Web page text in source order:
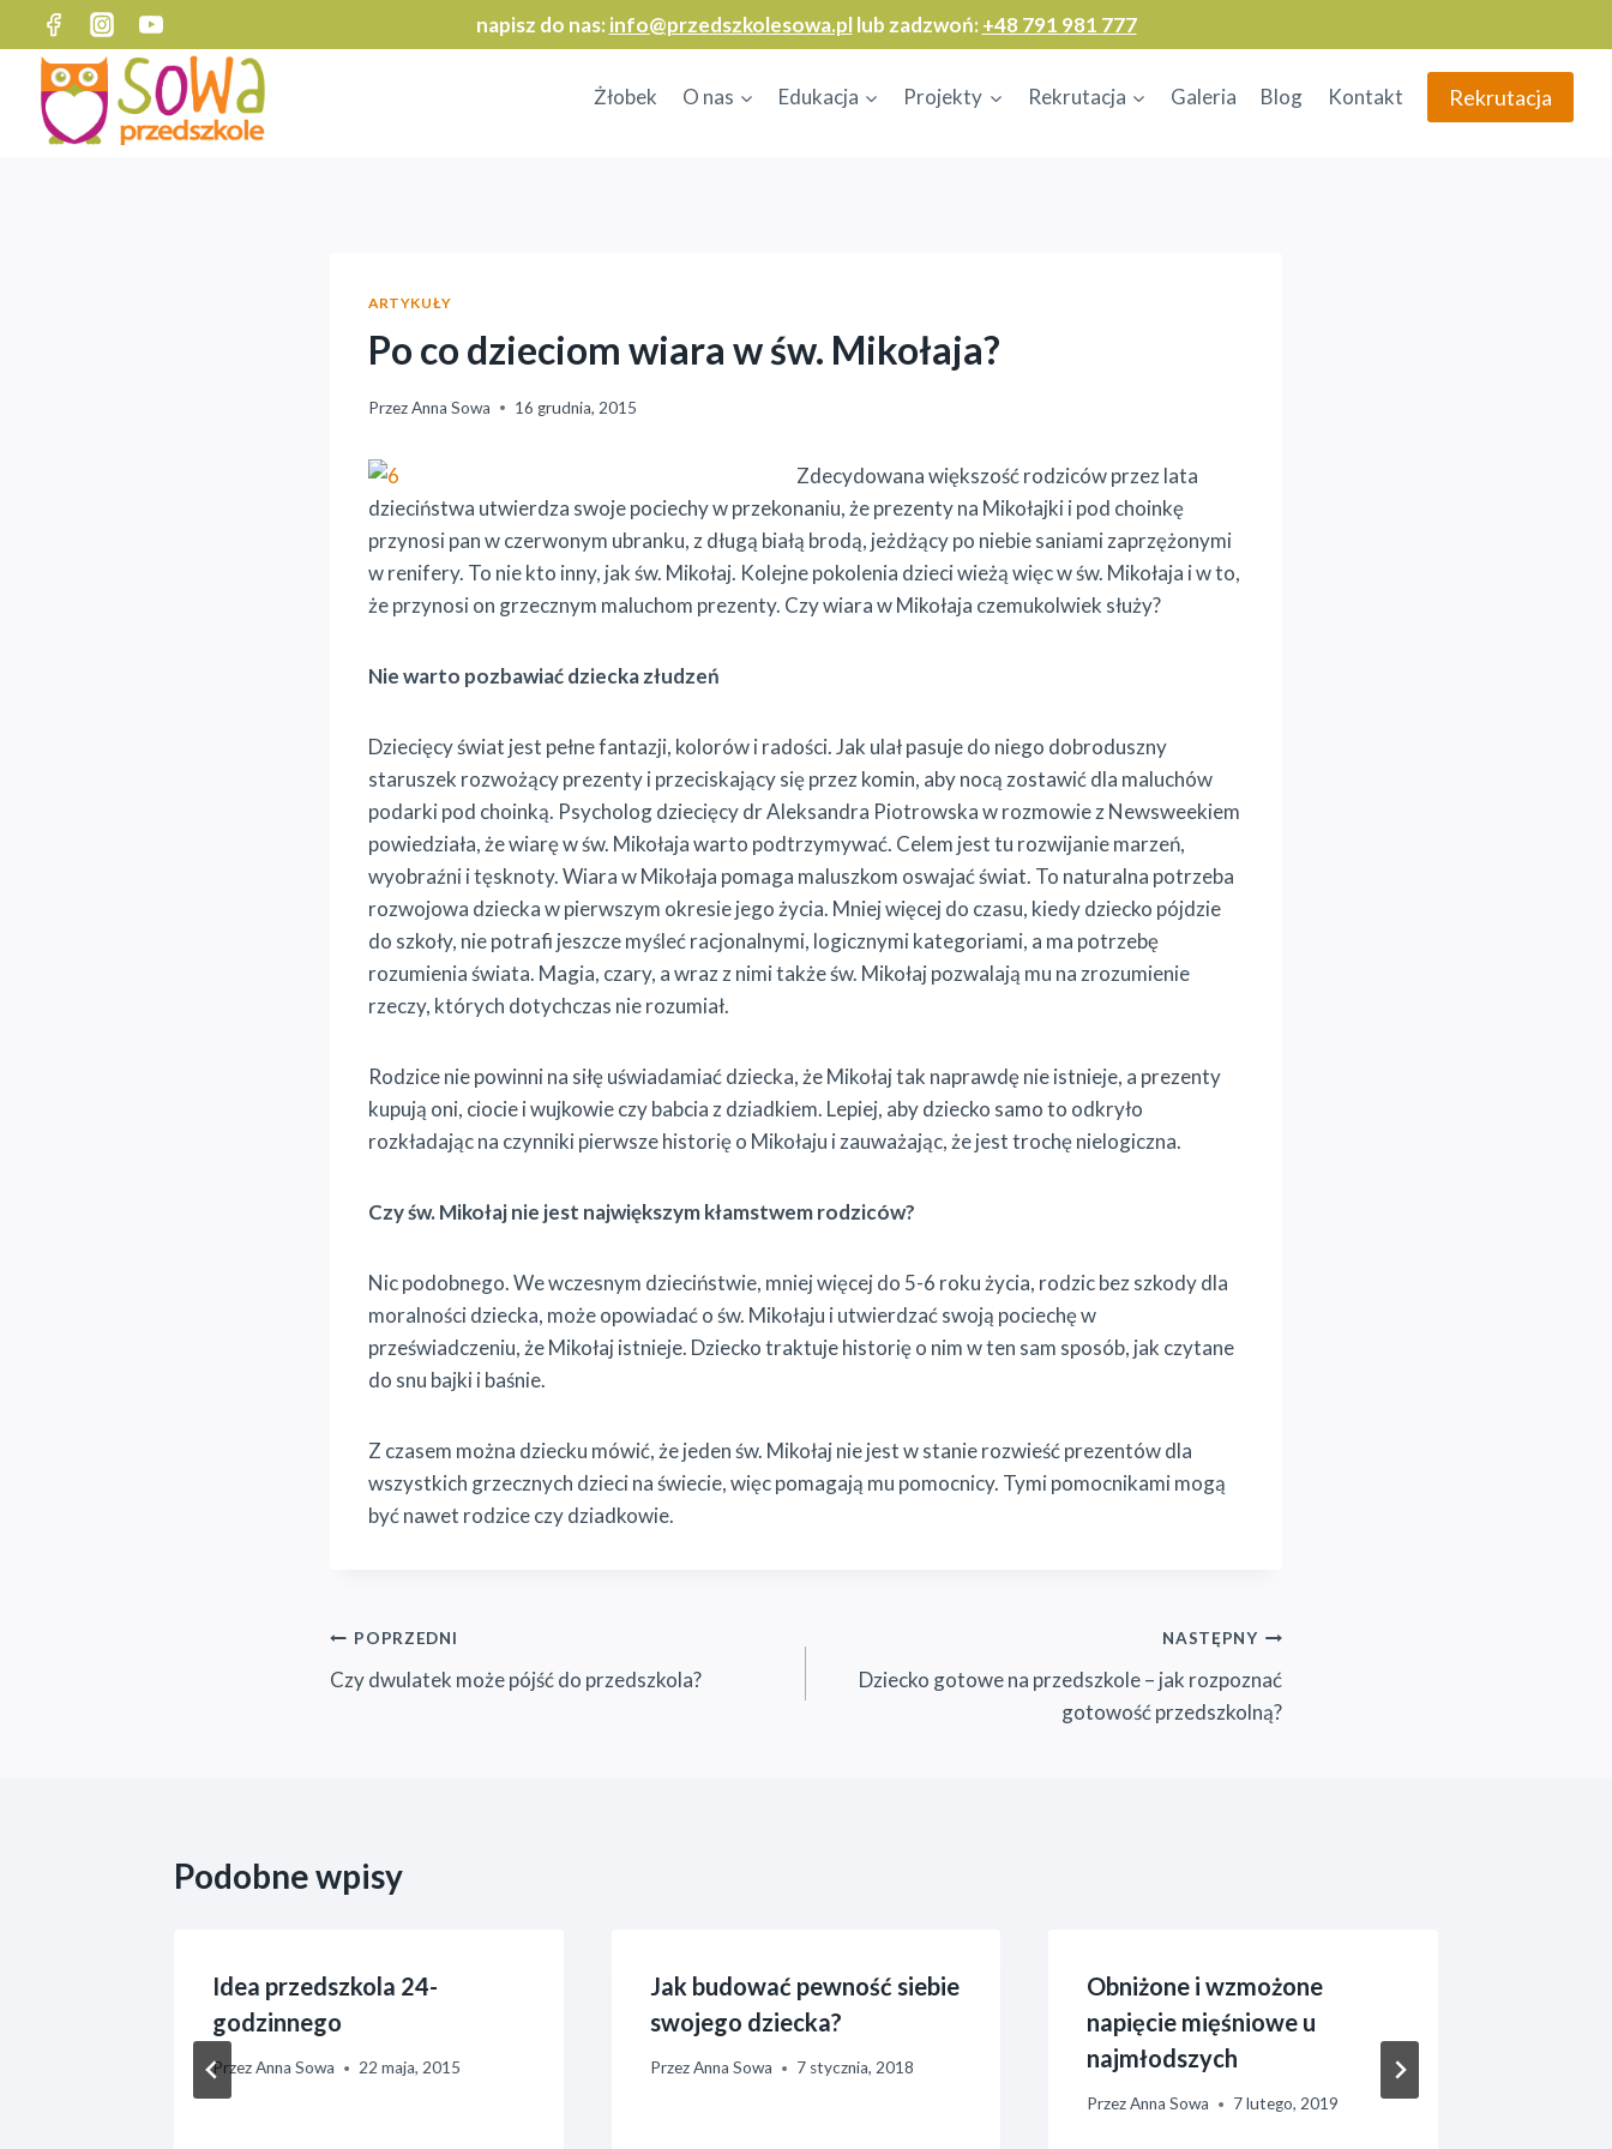
Przejdź
do
treści
napisz do nas: info@przedszkolesowa.pllub zadzwoń: +48 791 981 777
Żłobek O nas Edukacja Projekty Rekrutacja Galeria Blog Kontakt Rekrutacja
ARTYKUŁY
Po co dzieciom wiara w św. Mikołaja?
PrzezAnna Sowa 16 grudnia, 2015
Zdecydowana większość rodziców przez lata
dzieciństwa utwierdza swoje pociechy w przekonaniu, że prezenty na Mikołajki i pod choinkę
przynosi pan w czerwonym ubranku, z długą białą brodą, jeżdżący po niebie saniami zaprzężonymi
w renifery. To nie kto inny, jak św. Mikołaj. Kolejne pokolenia dzieci wieżą więc w św. Mikołaja i w to,
że przynosi on grzecznym maluchom prezenty. Czy wiara w Mikołaja czemukolwiek służy?
Nie warto pozbawiać dziecka złudzeń
Dziecięcy świat jest pełne fantazji, kolorów i radości. Jak ulał pasuje do niego dobroduszny
staruszek rozwożący prezenty i przeciskający się przez komin, aby nocą zostawić dla maluchów
podarki pod choinką. Psycholog dziecięcy dr Aleksandra Piotrowska w rozmowie z Newsweekiem
powiedziała, że wiarę w św. Mikołaja warto podtrzymywać. Celem jest tu rozwijanie marzeń,
wyobraźni i tęsknoty. Wiara w Mikołaja pomaga maluszkom oswajać świat. To naturalna potrzeba
rozwojowa dziecka w pierwszym okresie jego życia. Mniej więcej do czasu, kiedy dziecko pójdzie
do szkoły, nie potrafi jeszcze myśleć racjonalnymi, logicznymi kategoriami, a ma potrzebę
rozumienia świata. Magia, czary, a wraz z nimi także św. Mikołaj pozwalają mu na zrozumienie
rzeczy, których dotychczas nie rozumiał.
Rodzice nie powinni na siłę uświadamiać dziecka, że Mikołaj tak naprawdę nie istnieje, a prezenty
kupują oni, ciocie i wujkowie czy babcia z dziadkiem. Lepiej, aby dziecko samo to odkryło
rozkładając na czynniki pierwsze historię o Mikołaju i zauważając, że jest trochę nielogiczna.
Czy św. Mikołaj nie jest największym kłamstwem rodziców?
Nic podobnego. We wczesnym dzieciństwie, mniej więcej do 5-6 roku życia, rodzic bez szkody dla
moralności dziecka, może opowiadać o św. Mikołaju i utwierdzać swoją pociechę w
przeświadczeniu, że Mikołaj istnieje. Dziecko traktuje historię o nim w ten sam sposób, jak czytane
do snu bajki i baśnie.
Z czasem można dziecku mówić, że jeden św. Mikołaj nie jest w stanie rozwieść prezentów dla
wszystkich grzecznych dzieci na świecie, więc pomagają mu pomocnicy. Tymi pomocnikami mogą
być nawet rodzice czy dziadkowie.
Nawigacja
wpisu
POPRZEDNI
Czy dwulatek może pójść do przedszkola?
NASTĘPNY
Dziecko gotowe na przedszkole – jak rozpoznać
gotowość przedszkolną?
Podobne wpisy
Idea przedszkola 24-
godzinnego
PrzezAnna Sowa 22 maja, 2015
Jak budować pewność siebie
swojego dziecka?
Przez Anna Sowa 7 stycznia, 2018
Obniżone i wzmożone
napięcie mięśniowe u
najmłodszych
Przez Anna Sowa 7 lutego, 2019